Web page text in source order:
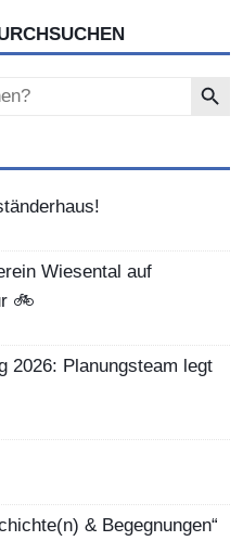
Wiesental auf
🚲
2026: Planungsteam legt
& Begegnungen“